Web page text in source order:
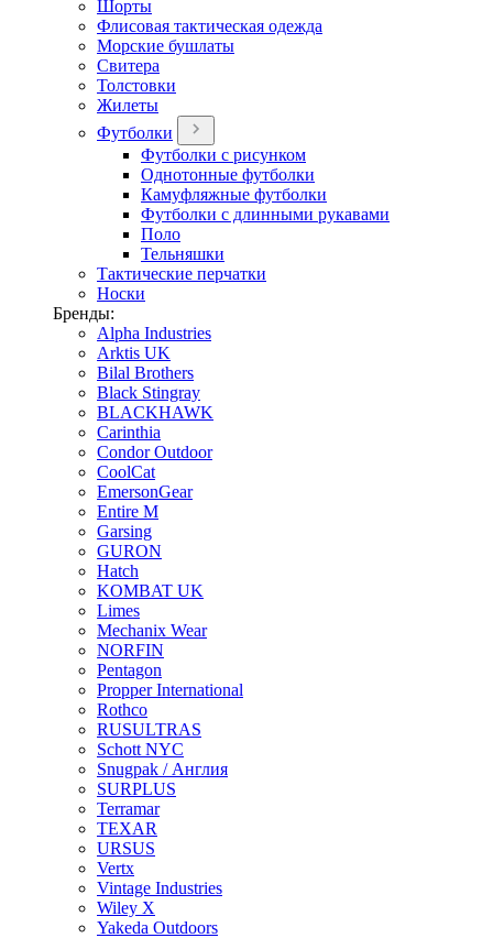
Шорты
Флисовая тактическая одежда
Морские бушлаты
Свитера
Толстовки
Жилеты
Футболки
Футболки с рисунком
Однотонные футболки
Камуфляжные футболки
Футболки с длинными рукавами
Поло
Тельняшки
Тактические перчатки
Носки
Бренды:
Alpha Industries
Arktis UK
Bilal Brothers
Black Stingray
BLACKHAWK
Carinthia
Condor Outdoor
CoolCat
EmersonGear
Entire M
Garsing
GURON
Hatch
KOMBAT UK
Limes
Mechanix Wear
NORFIN
Pentagon
Propper International
Rothco
RUSULTRAS
Schott NYC
Snugpak / Англия
SURPLUS
Terramar
TEXAR
URSUS
Vertx
Vintage Industries
Wiley X
Yakeda Outdoors